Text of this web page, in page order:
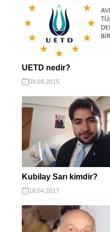
UETD nedir?
09.08.2015
Kubilay Sarı kimdir?
18.04.2017